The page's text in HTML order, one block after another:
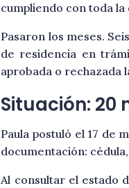
cumpliendo con toda
Pasaron los meses.
de residencia en
aprobada o rechazada
Situación: 20
Paula postuló el 17 de
documentación:
Al consultar el estado